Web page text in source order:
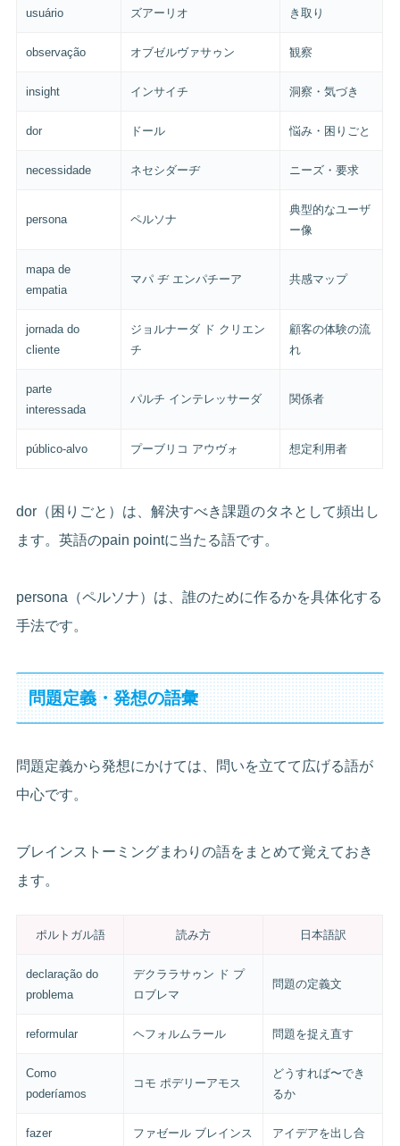
usuário ズアーリオ き取り
observação オブゼルヴァサゥン 観察
insight インサイチ 洞察・気づき
dor ドール 悩み・困りごと
necessidade ネセシダーヂ ニーズ・要求
persona ペルソナ
典型的なユーザ
ー像
mapa de
empatia
マパ ヂ エンパチーア 共感マップ
jornada do
cliente
ジョルナーダ ド クリエン
チ
顧客の体験の流
れ
parte
interessada
パルチ インテレッサーダ 関係者
público-alvo プーブリコ アウヴォ 想定利用者
dor（困りごと）は、解決すべき課題のタネとして頻出し
ます。英語のpain pointに当たる語です。
persona（ペルソナ）は、誰のために作るかを具体化する
手法です。
問題定義・発想の語彙
問題定義から発想にかけては、問いを立てて広げる語が
中心です。
ブレインストーミングまわりの語をまとめて覚えておき
ます。
ポルトガル語 読み方 日本語訳
declaração do
problema
デクララサゥン ド プ
ロブレマ
問題の定義文
reformular ヘフォルムラール 問題を捉え直す
Como
poderíamos
コモ ポデリーアモス
どうすれば〜でき
るか
fazer
ファゼール ブレインス
アイデアを出し合